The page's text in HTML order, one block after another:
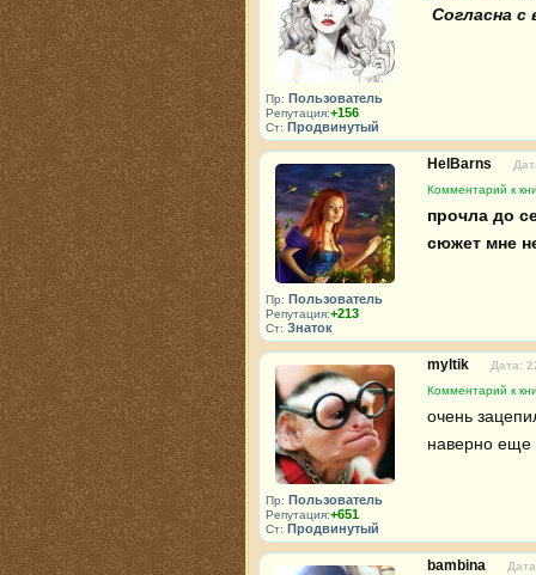
Пр: Пользователь
Репутация:+156
Ст: Продвинутый
Согласна с
Пр: Пользователь
Репутация:+213
Ст: Знаток
HelBarns
Комментарий к
прочла до
сюжет мне
Пр: Пользователь
Репутация:+651
Ст: Продвинутый
myltik
Дата:
Комментарий к
очень
наверно еще
bambina